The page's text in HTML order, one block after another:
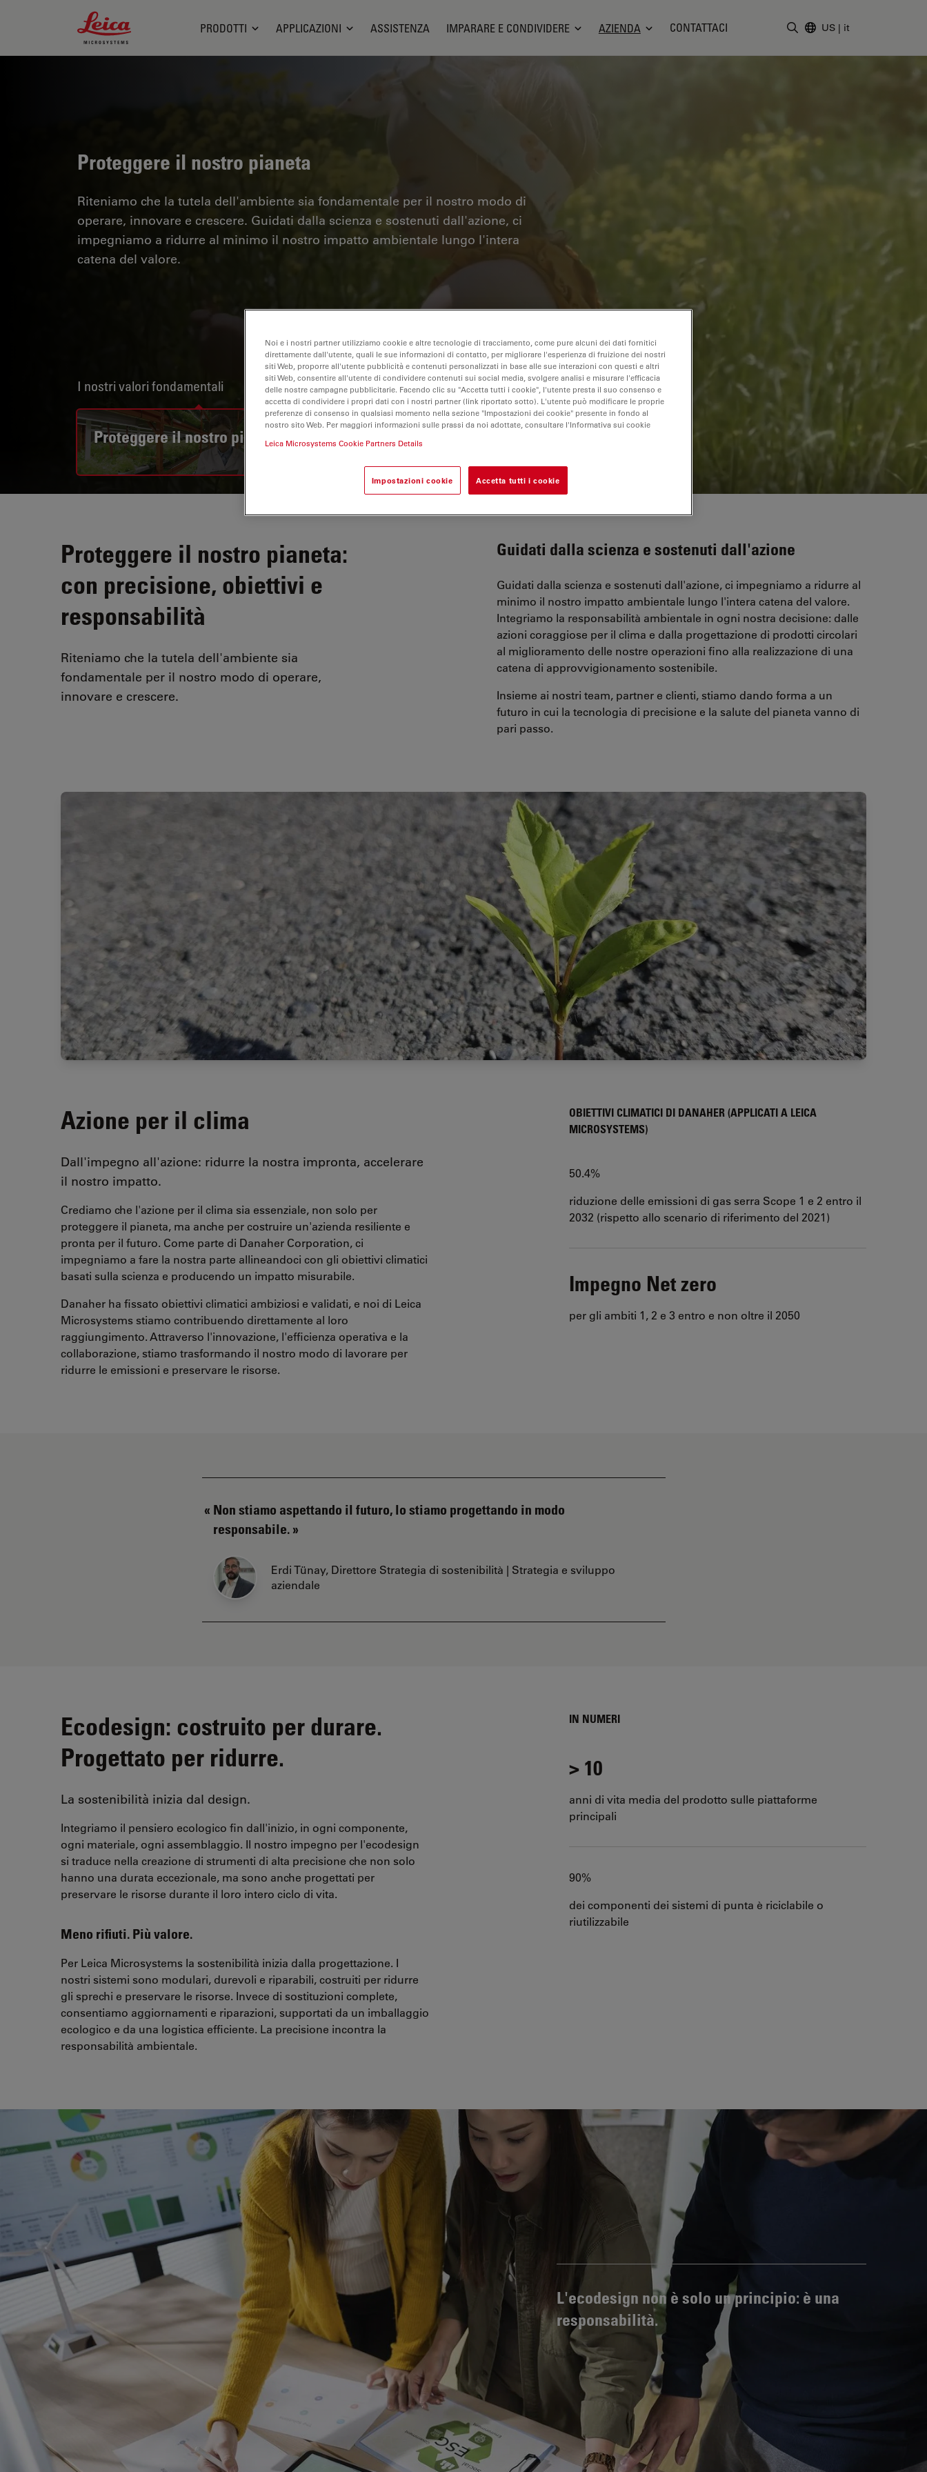
Leica Microsystems Logo
PRODOTTI APPLICAZIONI ASSISTENZA IMPARARE E CONDIVIDERE AZIENDA CONTATTACI US | it
Proteggere il nostro pianeta
Riteniamo che la tutela dell'ambiente sia fondamentale per il nostro modo di
operare, innovare e crescere. Guidati dalla scienza e sostenuti dall'azione, ci
impegniamo a ridurre al minimo il nostro impatto ambientale lungo l'intera
catena del valore.
I nostri valori fondamentali
Proteggere il nostro pianeta
Proteggere il nostro pianeta:
con precisione, obiettivi e
responsabilità
Riteniamo che la tutela dell'ambiente sia
fondamentale per il nostro modo di operare,
innovare e crescere.
Guidati dalla scienza e sostenuti dall'azione
Guidati dalla scienza e sostenuti dall'azione, ci impegniamo a ridurre al
minimo il nostro impatto ambientale lungo l'intera catena del valore.
Integriamo la responsabilità ambientale in ogni nostra decisione: dalle
azioni coraggiose per il clima e dalla progettazione di prodotti circolari
al miglioramento delle nostre operazioni fino alla realizzazione di una
catena di approvvigionamento sostenibile.
Insieme ai nostri team, partner e clienti, stiamo dando forma a un
futuro in cui la tecnologia di precisione e la salute del pianeta vanno di
pari passo.
Azione per il clima
Dall'impegno all'azione: ridurre la nostra impronta, accelerare
il nostro impatto.
Crediamo che l'azione per il clima sia essenziale, non solo per
proteggere il pianeta, ma anche per costruire un'azienda resiliente e
pronta per il futuro. Come parte di Danaher Corporation, ci
impegniamo a fare la nostra parte allineandoci con gli obiettivi climatici
basati sulla scienza e producendo un impatto misurabile.
Danaher ha fissato obiettivi climatici ambiziosi e validati, e noi di Leica
Microsystems stiamo contribuendo direttamente al loro
raggiungimento. Attraverso l'innovazione, l'efficienza operativa e la
collaborazione, stiamo trasformando il nostro modo di lavorare per
ridurre le emissioni e preservare le risorse.
OBIETTIVI CLIMATICI DI DANAHER (APPLICATI A LEICA
MICROSYSTEMS)
50.4%
riduzione delle emissioni di gas serra Scope 1 e 2 entro il
2032 (rispetto allo scenario di riferimento del 2021)
Impegno Net zero
per gli ambiti 1, 2 e 3 entro e non oltre il 2050
Non stiamo aspettando il futuro, lo stiamo progettando in modo
responsabile.
Erdi Tünay, Direttore Strategia di sostenibilità | Strategia e sviluppo
aziendale
Ecodesign: costruito per durare.
Progettato per ridurre.
La sostenibilità inizia dal design.
Integriamo il pensiero ecologico fin dall'inizio, in ogni componente,
ogni materiale, ogni assemblaggio. Il nostro impegno per l'ecodesign
si traduce nella creazione di strumenti di alta precisione che non solo
hanno una durata eccezionale, ma sono anche progettati per
preservare le risorse durante il loro intero ciclo di vita.
Meno rifiuti. Più valore.
Per Leica Microsystems la sostenibilità inizia dalla progettazione. I
nostri sistemi sono modulari, durevoli e riparabili, costruiti per ridurre
gli sprechi e preservare le risorse. Invece di sostituzioni complete,
consentiamo aggiornamenti e riparazioni, supportati da un imballaggio
ecologico e da una logistica efficiente. La precisione incontra la
responsabilità ambientale.
IN NUMERI
> 10
anni di vita media del prodotto sulle piattaforme
principali
90%
dei componenti dei sistemi di punta è riciclabile o
riutilizzabile
L'ecodesign non è solo un principio: è una
responsabilità.
Noi e i nostri partner utilizziamo cookie e altre tecnologie di tracciamento, come pure alcuni dei dati fornitici
direttamente dall'utente, quali le sue informazioni di contatto, per migliorare l'esperienza di fruizione dei nostri
siti Web, proporre all'utente pubblicità e contenuti personalizzati in base alle sue interazioni con questi e altri
siti Web, consentire all'utente di condividere contenuti sui social media, svolgere analisi e misurare l'efficacia
delle nostre campagne pubblicitarie. Facendo clic su "Accetta tutti i cookie", l'utente presta il suo consenso e
accetta di condividere i propri dati con i nostri partner (link riportato sotto). L'utente può modificare le proprie
preferenze di consenso in qualsiasi momento nella sezione "Impostazioni dei cookie" presente in fondo al
nostro sito Web. Per maggiori informazioni sulle prassi da noi adottate, consultare l'Informativa sui cookie
Leica Microsystems Cookie Partners Details
Impostazioni cookie Accetta tutti i cookie